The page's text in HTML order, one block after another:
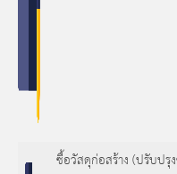
ซื้อวัสดุก่อสร้าง (ปรับปรุ